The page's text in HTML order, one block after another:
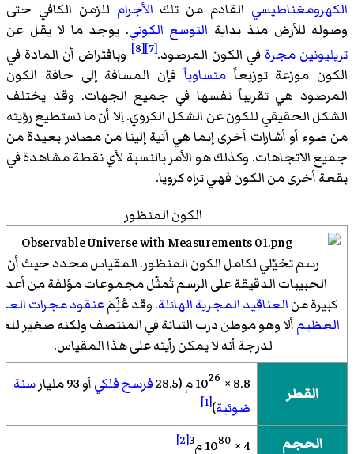
الكهرومغناطيسي القادم من تلك الأجرام للزمن الكافي حتى
وصوله للأرض منذ بداية التوسع الكوني. يوجد ما لا يقل عن
تريليونين مجرة في الكون المرصود.[7]
[8]
وبافتراض أن المادة في
الكون موزعة توزيعاًمتساوياًفإن المسافة إلى حافة الكون
المرصود هي تقريباً نفسها في جميع الجهات. وقد يختلف
الشكل الحقيقي للكون عن الشكل الكروي. إلا أن ما نستطيع رؤيته
من ضوء أو أشارات أخرى إنما هي آتية إلينا من مصادر بعيدة من
جميع الاتجاهات. وكذلك هو الأمر بالنسبة لأي نقطة مشاهدة في
بقعة أخرى من الكون فهي تراه كرويا.
الكون المنظور
رسم تخيّلي لكامل الكون المنظور. المقياس محدد حيث أن
الحبيبات الدقيقة على الرسم تُمثّل مجموعات مؤلفة من
كبيرة منالعناقيد المجرية الهائلة. وقد عُلِّمَعنقود مجرات
العظيمألا وهو موطن درب التبانة في المنتصف ولكنه صغير
لدرجة أنه لا يمكن رأيته على هذا المقياس.
القطر 8.8
×
1026 م(28.5 فرسخ فلكيأو 93 مليار
سنة
ضوئية)
[1]
الحجم 4
×
1080 م3
[2]